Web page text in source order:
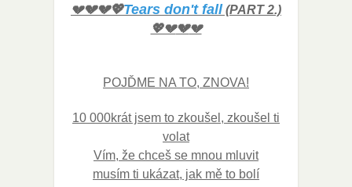
💔💔💔💖Tears don't fall (PART 2.)
💖💔💔💔
POJĎME NA TO, ZNOVA!
10 000krát jsem to zkoušel, zkoušel ti
volat
Vím, že chceš se mnou mluvit
musím ti ukázat, jak mě to bolí